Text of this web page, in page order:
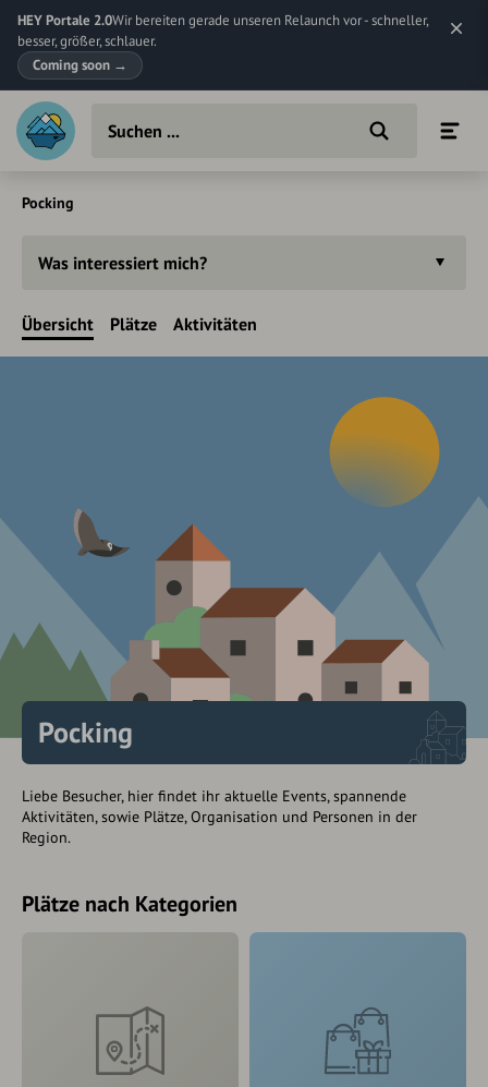
HEY Portale 2.0Wir bereiten gerade unseren Relaunch vor - schneller,
besser, größer, schlauer.
Coming soon →
Pocking
Was interessiert mich?
Übersicht Plätze Aktivitäten
Pocking
Liebe Besucher, hier findet ihr aktuelle Events, spannende
Aktivitäten, sowie Plätze, Organisation und Personen in der
Region.
Plätze nach Kategorien